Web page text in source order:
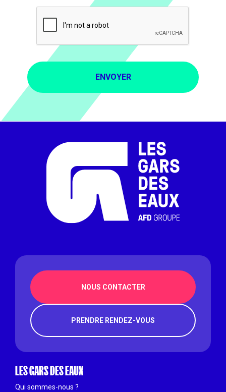
LES GARS DES EAUX
Qui sommes-nous ?
NOUS CONTACTER
PRENDRE RENDEZ-VOUS